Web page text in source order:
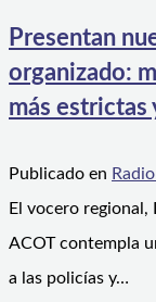
Presentan
organizado:
más estrictas
Publicado en
El vocero
ACOT contempla
a las policías y…